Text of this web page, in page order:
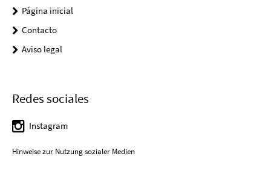
Página inicial
Contacto
Aviso legal
Redes sociales
Instagram
Hinweise zur Nutzung sozialer Medien